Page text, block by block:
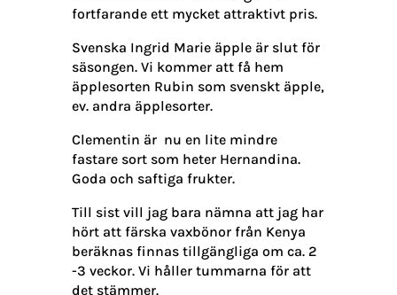
fortfarande ett mycket attraktivt pris.
Svenska Ingrid Marie äpple är slut för
säsongen. Vi kommer att få hem
äpplesorten Rubin som svenskt äpple,
ev. andra äpplesorter.
Clementin är nu en lite mindre
fastare sort som heter Hernandina.
Goda och saftiga frukter.
Till sist vill jag bara nämna att jag har
hört att färska vaxbönor från Kenya
beräknas finnas tillgängliga om ca. 2
-3 veckor. Vi håller tummarna för att
det stämmer.